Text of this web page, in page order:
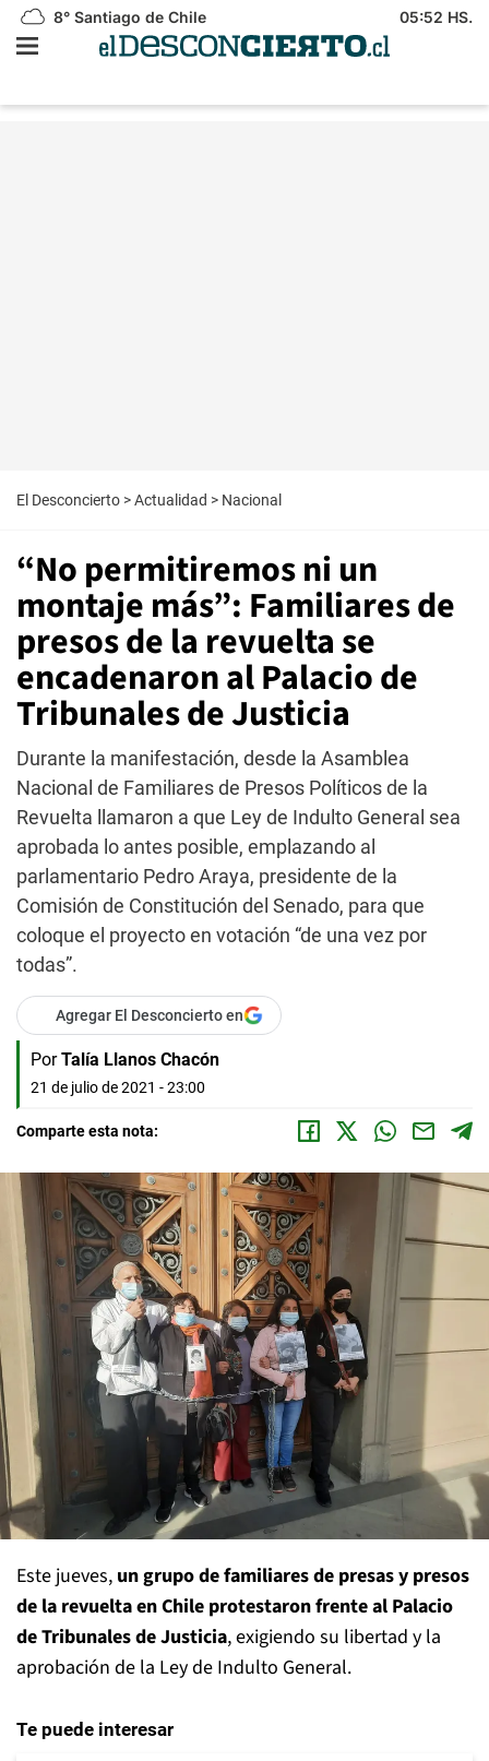
8° Santiago de Chile 05:52 HS.
El Desconcierto >Actualidad > Nacional
“No permitiremos ni un
montaje más”: Familiares de
presos de la revuelta se
encadenaron al Palacio de
Tribunales de Justicia
Durante la manifestación, desde la Asamblea
Nacional de Familiares de Presos Políticos de la
Revuelta llamaron a que Ley de Indulto General sea
aprobada lo antes posible, emplazando al
parlamentario Pedro Araya, presidente de la
Comisión de Constitución del Senado, para que
coloque el proyecto en votación “de una vez por
todas”.
Agregar El Desconcierto en
Por Talía Llanos Chacón
21 de julio de 2021 - 23:00
Comparte esta nota:
Este jueves, un grupo de familiares de presas y presos
de la revuelta en Chile protestaron frente al Palacio
de Tribunales de Justicia, exigiendo su libertad y la
aprobación de la Ley de Indulto General.
Te puede interesar